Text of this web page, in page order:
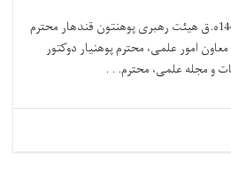
امروز یکشنبه 26 محرم الحرام 1448ه.ق هیئت رهبری پوهنتون قندهار محترم
امور علمی، محترم پوهنیار دوکتور
و مجله علمی، محترم. . .